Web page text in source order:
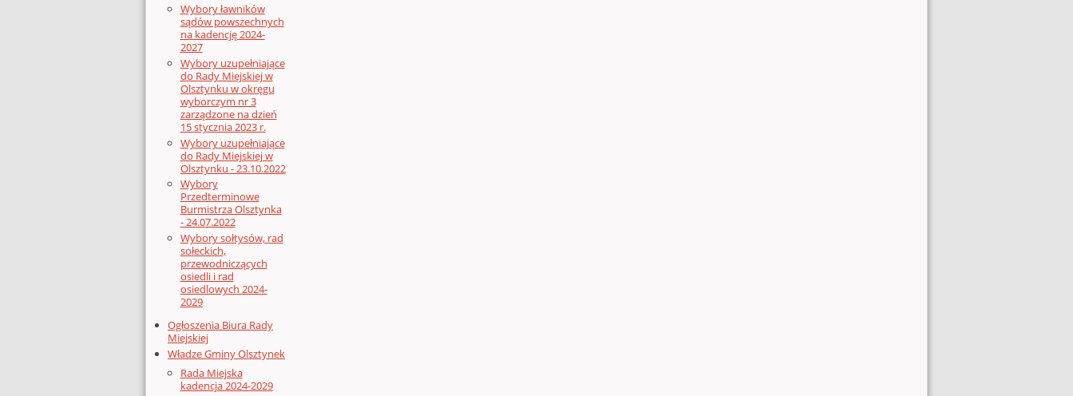
Wybory ławników
sądów powszechnych
na kadencję 2024-
2027
Wybory uzupełniające
do Rady Miejskiej w
Olsztynku w okręgu
wyborczym nr 3
zarządzone na dzień
15 stycznia 2023 r.
Wybory uzupełniające
do Rady Miejskiej w
Olsztynku - 23.10.2022
Wybory
Przedterminowe
Burmistrza Olsztynka
- 24.07.2022
Wybory sołtysów, rad
sołeckich,
przewodniczących
osiedli i rad
osiedlowych 2024-
2029
Ogłoszenia Biura Rady
Miejskiej
Władze Gminy Olsztynek
Rada Miejska
kadencja 2024-2029